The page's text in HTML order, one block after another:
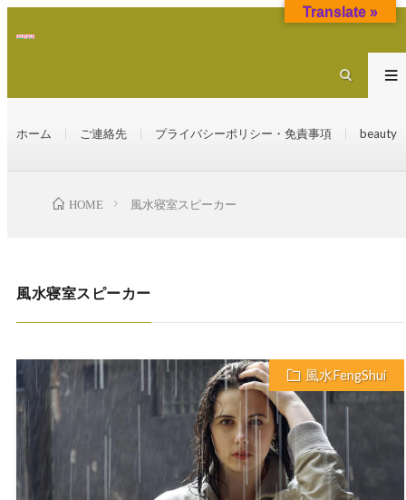
ホーム ご連絡先 プライバシーポリシー・免責事項 beauty
HOME 風水寝室スピーカー
風水寝室スピーカー
風水FengShui
Translate »